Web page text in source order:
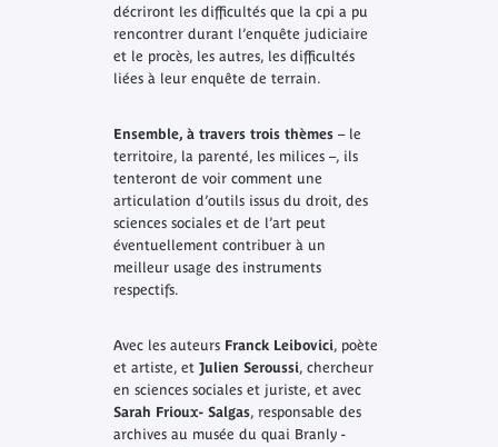
décriront les difficultés que la cpi a pu
rencontrer durant l’enquête judiciaire
et le procès, les autres, les difficultés
liées à leur enquête de terrain.
Ensemble, à travers trois thèmes– le
territoire, la parenté, les milices –, ils
tenteront de voir comment une
articulation d’outils issus du droit, des
sciences sociales et de l’art peut
éventuellement contribuer à un
meilleur usage des instruments
respectifs.
Avec les auteurs Franck Leibovici, poète
et artiste, et Julien Seroussi, chercheur
en sciences sociales et juriste, et avec
Sarah Frioux- Salgas, responsable des
archives au musée du quai Branly -